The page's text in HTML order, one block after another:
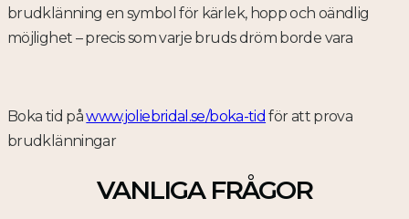
brudklänning en symbol för kärlek, hopp och oändlig
möjlighet – precis som varje bruds dröm borde vara
Boka tid påwww.joliebridal.se/boka-tid för att prova
brudklänningar
VANLIGA FRÅGOR